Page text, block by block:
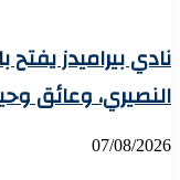
نادي بيراميدز
النصيري، وعائق
07/08/2026